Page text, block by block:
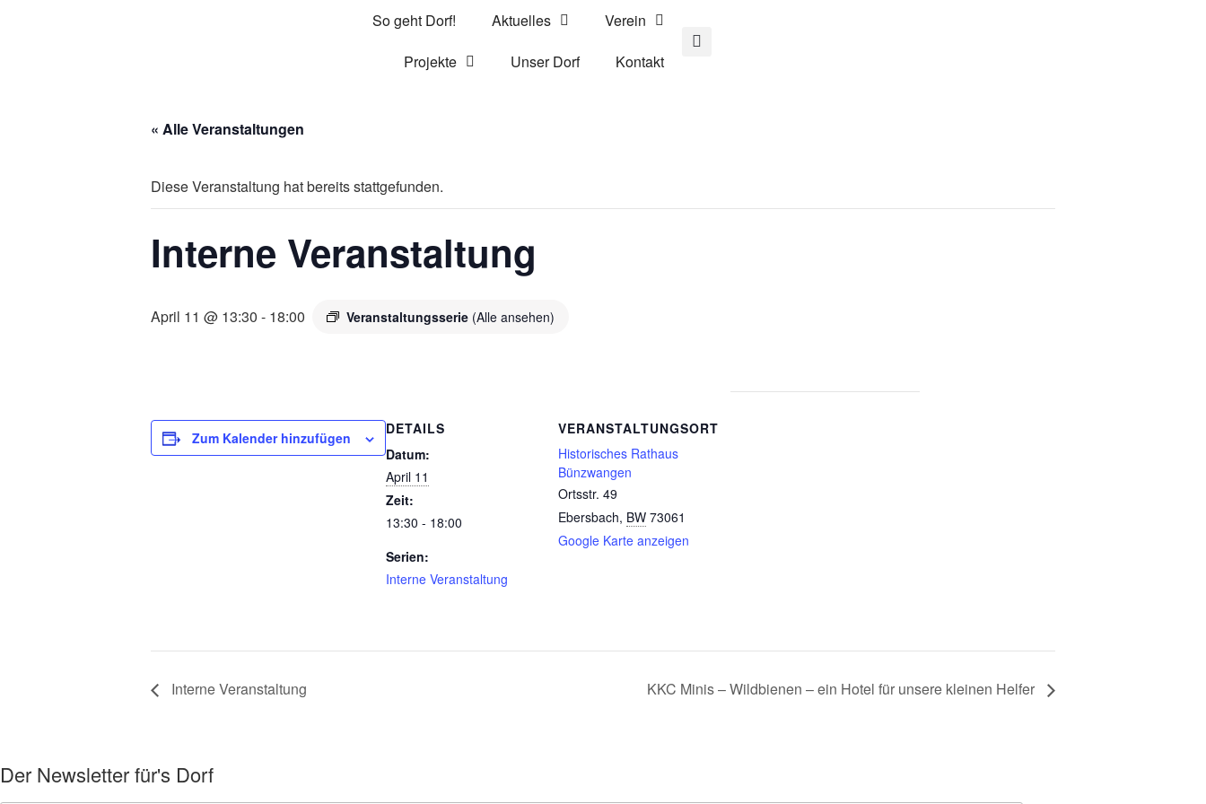
So geht Dorf! Aktuelles
Verein
Projekte
Unser Dorf Kontakt
« Alle Veranstaltungen
Diese Veranstaltung hat bereits stattgefunden.
Interne Veranstaltung
April 11 @ 13:30 - 18:00 Veranstaltungsserie (Alle ansehen)
Zum Kalender hinzufügen
DETAILS
Datum:
April 11
Zeit:
13:30 - 18:00
Serien:
Interne Veranstaltung
VERANSTALTUNGSORT
Historisches Rathaus
Bünzwangen
Ortsstr. 49
Ebersbach, BW 73061
Google Karte anzeigen
Interne Veranstaltung KKC Minis – Wildbienen – ein Hotel für unsere kleinen Helfer
Der Newsletter für's Dorf